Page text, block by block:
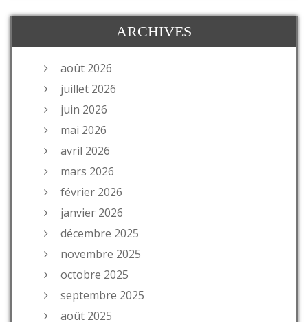
ARCHIVES
août 2026
juillet 2026
juin 2026
mai 2026
avril 2026
mars 2026
février 2026
janvier 2026
décembre 2025
novembre 2025
octobre 2025
septembre 2025
août 2025